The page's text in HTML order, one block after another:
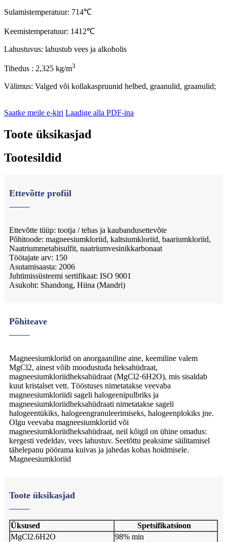
Sulamistemperatuur: 714℃
Keemistemperatuur: 1412℃
Lahustuvus: lahustub vees ja alkoholis
Tihedus : 2,325 kg/m3
Välimus: Valged või kollakaspruunid helbed, graanulid, graanulid;
Saatke meile e-kiri Laadige alla PDF-ina
Toote üksikasjad
Tootesildid
Ettevõtte profiil
Ettevõtte tüüp: tootja / tehas ja kaubandusettevõte
Põhitoode: magneesiumkloriid, kaltsiumkloriid, baariumkloriid,
Naatriummetabisulfit, naatriumvesinikkarbonaat
Töötajate arv: 150
Asutamisaasta: 2006
Juhtimissüsteemi sertifikaat: ISO 9001
Asukoht: Shandong, Hiina (Mandri)
Põhiteave
Magneesiumkloriid on anorgaaniline aine, keemiline valem
MgCl2, ainest võib moodustuda heksahüdraat,
magneesiumkloriidheksahüdraat (MgCl2·6H2O), mis sisaldab
kuut kristalset vett. Tööstuses nimetatakse veevaba
magneesiumkloriidi sageli halogeenipulbriks ja
magneesiumkloriidheksahüdraati nimetatakse sageli
halogeentükiks, halogeengranuleerimiseks, halogeenplokiks jne.
Olgu veevaba magneesiumkloriid või
magneesiumkloriidheksahüdraat, neil kõigil on ühine omadus:
kergesti vedeldav, vees lahustuv. Seetõttu peaksime säilitamisel
tähelepanu pöörama kuivas ja jahedas kohas hoidmisele.
Magneesiumkloriid
Toote üksikasjad
Üksused
Spetsifikatsioon
MgCl2.6H2O
98% min